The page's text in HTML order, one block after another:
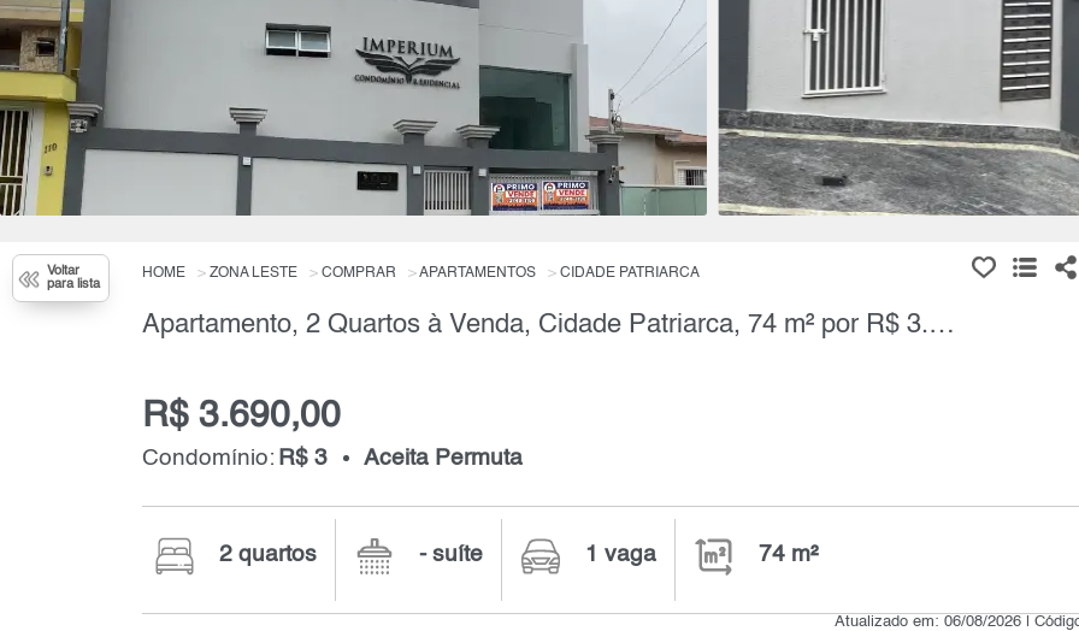
Voltar
para lista
HOME ZONA LESTE COMPRAR APARTAMENTOS CIDADE PATRIARCA
Apartamento, 2 Quartos à Venda, Cidade Patriarca, 74 m² por R$ 3.690,00
R$ 3.690,00
Condomínio: R$ 3 Aceita Permuta
2 quartos - suíte 1 vaga 74 m²
Atualizado em: 06/08/2026 |